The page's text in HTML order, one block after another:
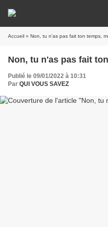
Accueil » Non, tu n'as pas fait ton temps,
Non, tu n'as pas fait
Publié le 09/01/2022 à 10:31
Par QUI VOUS SAVEZ